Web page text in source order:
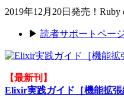
2019年12月20日発売！Ruby
▶ 読者サポートペー
【最新刊】
Elixir実践ガイド［機能拡張